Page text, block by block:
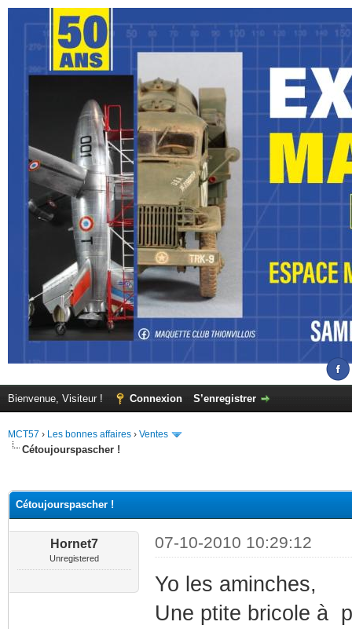
Bienvenue, Visiteur ! Connexion S’enregistrer
MCT57 › Les bonnes affaires › Ventes
Cétoujourspascher !
Cétoujourspascher !
Hornet7
Unregistered
07-10-2010 10:29:12
Yo les aminches,
Une ptite bricole à